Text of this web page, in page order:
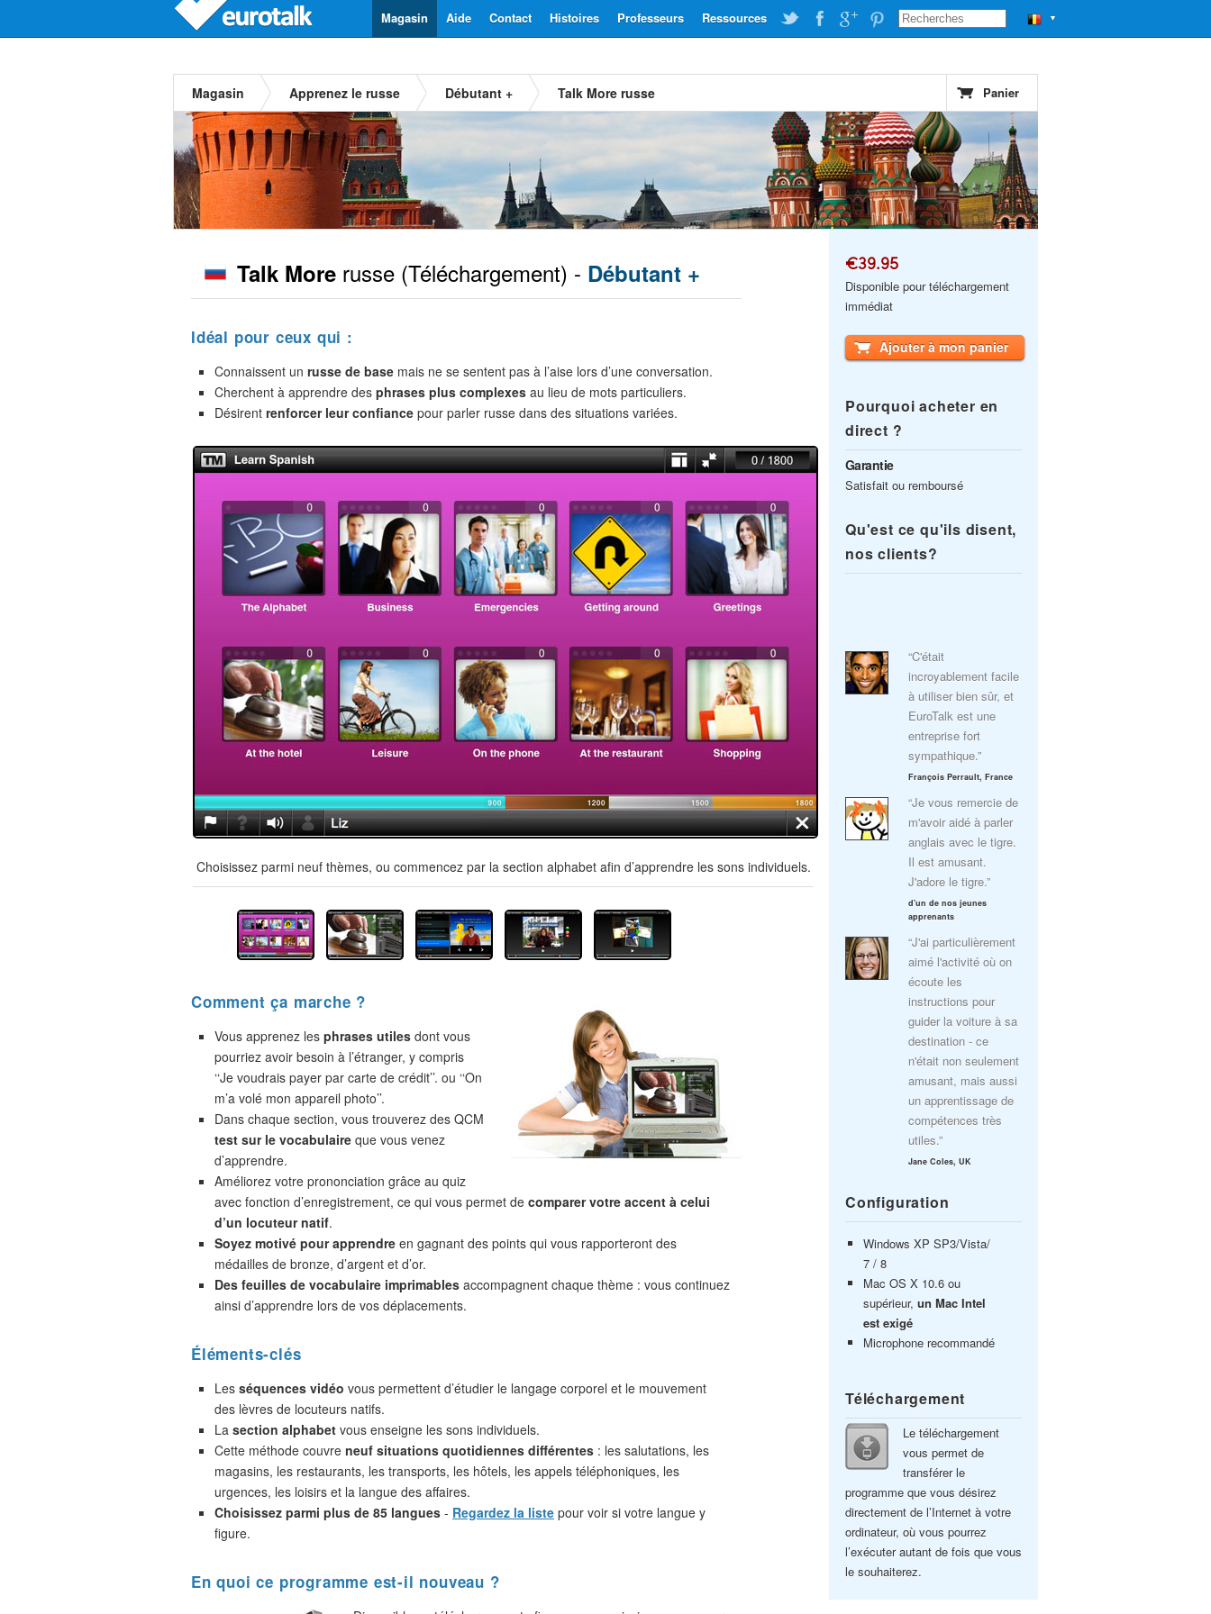
▼
Ressources
Professeurs
Histoires
Contact
Aide
Magasin
Magasin Apprenez le russe Débutant + Talk More russe Panier
Talk More russe (Téléchargement) - Débutant +
Idéal pour ceux qui :
Connaissent un russe de base mais ne se sentent pas à l’aise lors d’une conversation.
Cherchent à apprendre des phrases plus complexes au lieu de mots particuliers.
Désirent renforcer leur confiance pour parler russe dans des situations variées.
Choisissez parmi neuf thèmes, ou commencez par la section alphabet afin d’apprendre les sons individuels.
Comment ça marche ?
Vous apprenez les phrases utiles dont vous
pourriez avoir besoin à l’étranger, y compris
‘‘Je voudrais payer par carte de crédit’’. ou ‘‘On
m’a volé mon appareil photo’’.
Dans chaque section, vous trouverez des QCM
test sur le vocabulaire que vous venez
d’apprendre.
Améliorez votre prononciation grâce au quiz
avec fonction d’enregistrement, ce qui vous permet de comparer votre accent à celui
d’un locuteur natif.
Soyez motivé pour apprendre en gagnant des points qui vous rapporteront des
médailles de bronze, d’argent et d’or.
Des feuilles de vocabulaire imprimables accompagnent chaque thème : vous continuez
ainsi d’apprendre lors de vos déplacements.
Éléments-clés
Les séquences vidéo vous permettent d’étudier le langage corporel et le mouvement
des lèvres de locuteurs natifs.
La section alphabet vous enseigne les sons individuels.
Cette méthode couvre neuf situations quotidiennes différentes : les salutations, les
magasins, les restaurants, les transports, les hôtels, les appels téléphoniques, les
urgences, les loisirs et la langue des affaires.
Choisissez parmi plus de 85 langues - Regardez la liste pour voir si votre langue y
figure.
En quoi ce programme est-il nouveau ?
€39.95
Disponible pour téléchargement
immédiat
Ajouter à mon panier
Pourquoi acheter en
direct ?
Garantie
Satisfait ou remboursé
Qu'est ce qu'ils disent,
nos clients?
“C'était
incroyablement facile
à utiliser bien sûr, et
EuroTalk est une
entreprise fort
sympathique.”
François Perrault, France
“Je vous remercie de
m'avoir aidé à parler
anglais avec le tigre.
Il est amusant.
J'adore le tigre.”
d'un de nos jeunes
apprenants
“J'ai particulièrement
aimé l'activité où on
écoute les
instructions pour
guider la voiture à sa
destination - ce
n'était non seulement
amusant, mais aussi
un apprentissage de
compétences très
utiles.”
Jane Coles, UK
Configuration
Windows XP SP3/Vista/
7 / 8
Mac OS X 10.6 ou
supérieur, un Mac Intel
est exigé
Microphone recommandé
Téléchargement
Le téléchargement
vous permet de
transférer le
programme que vous désirez
directement de l’Internet à votre
ordinateur, où vous pourrez
l’exécuter autant de fois que vous
le souhaiterez.